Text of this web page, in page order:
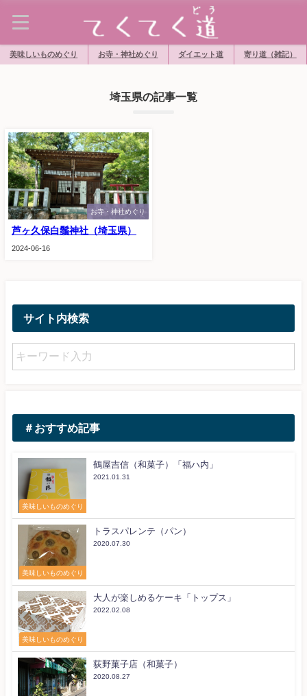
美味しいものめぐり お寺・神社めぐり ダイエット道 寄り道（雑記）
埼玉県の記事一覧
お寺・神社めぐり
芦ヶ久保白鬚神社（埼玉県）
2024-06-16
サイト内検索
＃おすすめ記事
美味しいものめぐり
鶴屋吉信（和菓子）「福ハ内」
2021.01.31
美味しいものめぐり
トラスパレンテ（パン）
2020.07.30
美味しいものめぐり
大人が楽しめるケーキ「トップス」
2022.02.08
荻野菓子店（和菓子）
2020.08.27